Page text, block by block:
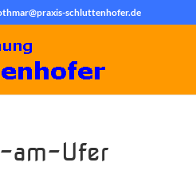
schluttenhofer.de
am-Ufer